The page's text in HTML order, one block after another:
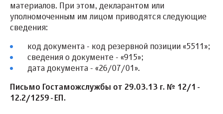
материалов. При этом, декларантом или
уполномоченным им лицом приводятся следующие
сведения:
код документа - код резервной позиции «5511»;
сведения о документе - «915»;
дата документа - «26/07/01».
Письмо Гостаможслужбы от 29.03.13 г. № 12/1-
12.2/1259-ЕП.